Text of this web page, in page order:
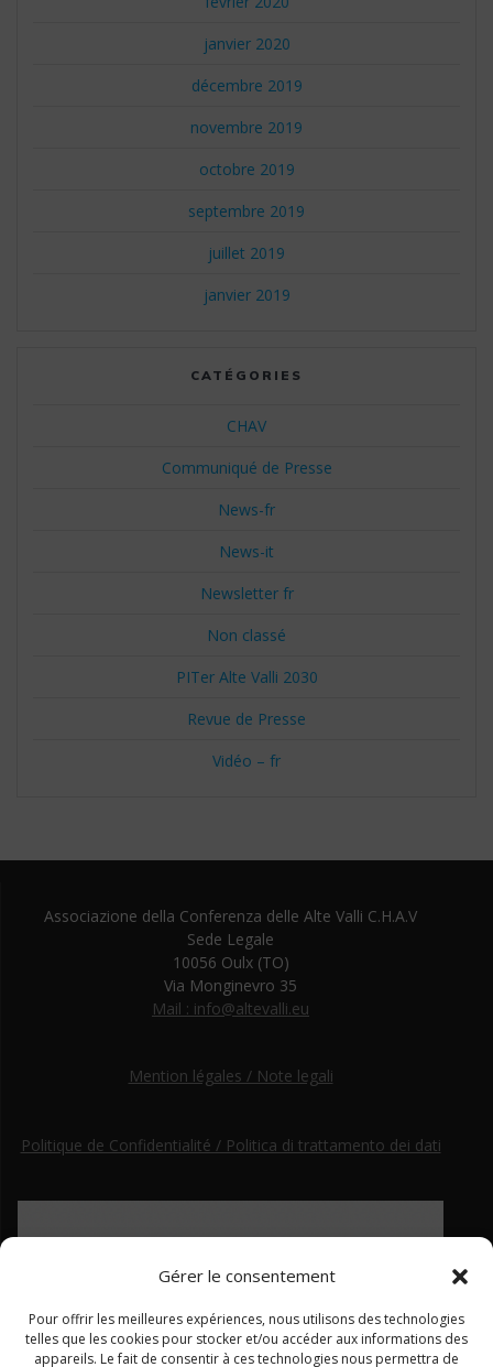
Gérer le consentement
Pour offrir les meilleures expériences, nous utilisons des technologies
telles que les cookies pour stocker et/ou accéder aux informations des
appareils. Le fait de consentir à ces technologies nous permettra de
janvier 2020
décembre 2019
novembre 2019
octobre 2019
septembre 2019
juillet 2019
janvier 2019
CATÉGORIES
CHAV
Communiqué de Presse
News-fr
News-it
Newsletter fr
Non classé
PITer Alte Valli 2030
Revue de Presse
Vidéo – fr
Associazione della Conferenza delle Alte Valli C.H.A.V
Sede Legale
10056 Oulx (TO)
Via Monginevro 35
Mail : info@altevalli.eu
Mention légales / Note legali
Politique de Confidentialité / Politica di trattamento dei dati